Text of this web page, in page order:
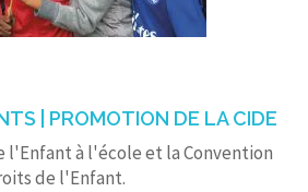
| PROMOTION DE LA CIDE
l'Enfant à l'école et la Convention
de l'Enfant.